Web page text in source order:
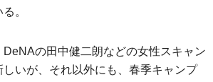
。
DeNAの田中健二朗などの女性スキャン
しいが、それ以外にも、春季キャンプ